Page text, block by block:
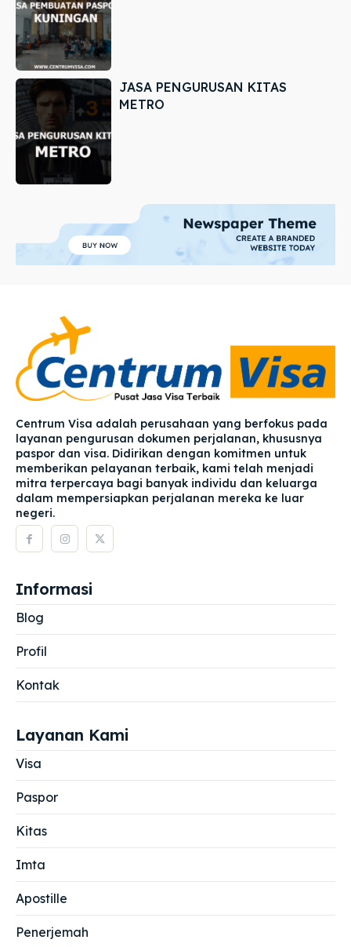
JASA PENGURUSAN KITAS
METRO
Centrum Visa adalah perusahaan yang berfokus pada
layanan pengurusan dokumen perjalanan, khususnya
paspor dan visa. Didirikan dengan komitmen untuk
memberikan pelayanan terbaik, kami telah menjadi
mitra terpercaya bagi banyak individu dan keluarga
dalam mempersiapkan perjalanan mereka ke luar
negeri.
Informasi
Blog
Profil
Kontak
Layanan Kami
Visa
Paspor
Kitas
Imta
Apostille
Penerjemah